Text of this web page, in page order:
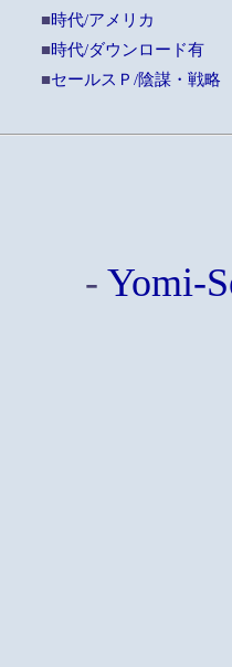
■時代/アメリカ
■時代/ダウンロード有
■セールスＰ/陰謀・戦略
- Yomi-